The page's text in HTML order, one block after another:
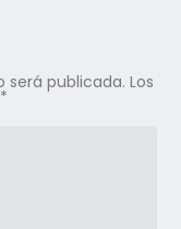
será publicada. Los
*